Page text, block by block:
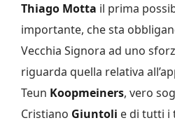
Thiago Motta il prima
importante, che sta
Vecchia Signora ad uno
riguarda quella relativa
Teun Koopmeiners, vero
Cristiano Giuntoli e di tutti i